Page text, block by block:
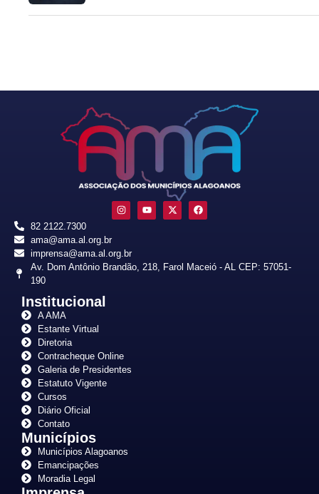
82 2122.7300
ama@ama.al.org.br
imprensa@ama.al.org.br
Av. Dom Antônio Brandão, 218, Farol Maceió - AL CEP: 57051-
190
Institucional
A AMA
Estante Virtual
Diretoria
Contracheque Online
Galeria de Presidentes
Estatuto Vigente
Cursos
Diário Oficial
Contato
Municípios
Municípios Alagoanos
Emancipações
Moradia Legal